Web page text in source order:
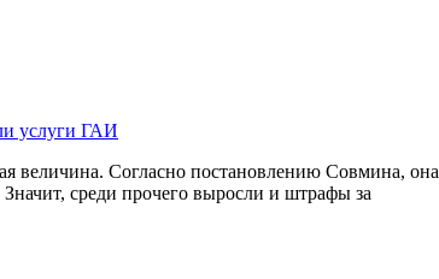
услуги ГАИ
величина. Согласно постановлению Совмина, она
среди прочего выросли и штрафы за